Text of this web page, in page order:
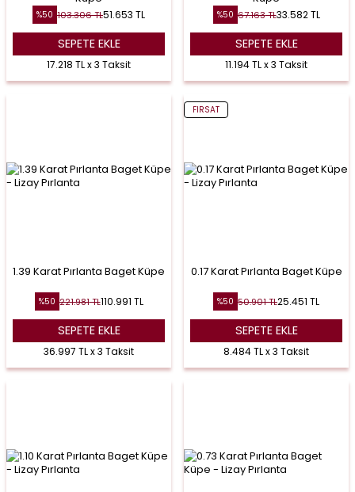
%50 103.306TL51.653 TL
SEPETE EKLE
17.218 TL x 3 Taksit
%50 67.163TL33.582TL
SEPETE EKLE
11.194 TL x 3 Taksit
1.39 Karat Pırlanta Baget Küpe
%50 221.981TL110.991 TL
SEPETE EKLE
36.997 TL x 3 Taksit
FIRSAT
0.17 Karat Pırlanta Baget Küpe
%50 50.901TL25.451 TL
SEPETE EKLE
8.484 TL x 3 Taksit